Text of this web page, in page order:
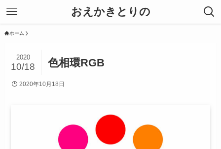
おえかきとりの
ホーム
色相環RGB
2020
10/18
2020年10月18日